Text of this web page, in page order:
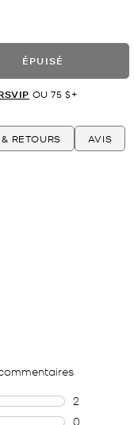
ÉPUISÉ
OU 75 $+
RETOURS AVIS